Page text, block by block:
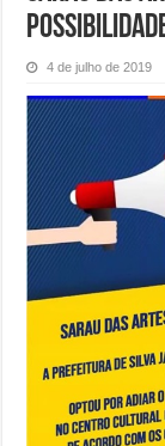
4 de julho de 2019